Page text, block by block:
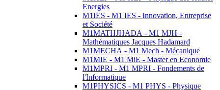
Energies
M1IES - M1 IES - Innovation, Entreprise
et Société
M1MATHJHADA - M1 MJH -
Mathématiques Jacques Hadamard
M1MECHA - M1 Mech - Mécanique
M1MIE - M1 MiE - Master en Economie
M1MPRI - M1 MPRI - Fondements de
l'Informatique
M1PHYSICS - M1 PHYS - Physique